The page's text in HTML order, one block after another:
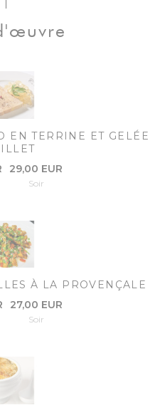
EN TERRINE ET GELÉE
29,00 EUR
Soir
À LA PROVENÇALE
27,00 EUR
Soir